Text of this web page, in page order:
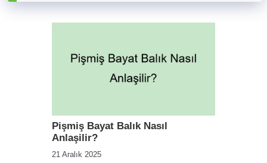
Pişmiş Bayat Balık Nasıl
Anlaşilir?
21 Aralık 2025